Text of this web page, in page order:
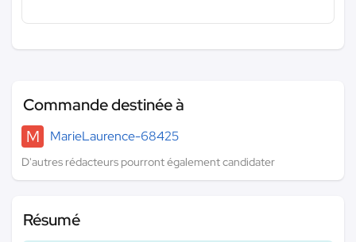
Commande destinée à
M
MarieLaurence-68425
D'autres rédacteurs pourront également candidater
Résumé